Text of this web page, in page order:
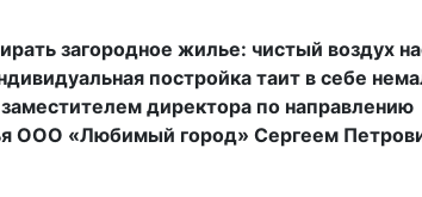
загородное жилье: чистый воздух
постройка таит в себе
директора по направлению
ООО «Любимый город» Сергеем